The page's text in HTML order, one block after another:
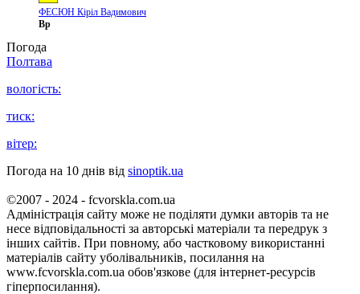
ФЕСЮН Кіріл Вадимович
Вр
Погода
Полтава
вологість:
тиск:
вітер:
Погода на 10 днів від sinoptik.ua
©2007 - 2024 - fcvorskla.com.ua
Адміністрація сайту може не поділяти думки авторів та не
несе відповідальності за авторські матеріали та передрук з
інших сайтів. При повному, або частковому використанні
матеріалів сайту уболівальників, посилання на
www.fcvorskla.com.ua обов'язкове (для інтернет-ресурсів
гіперпосилання).